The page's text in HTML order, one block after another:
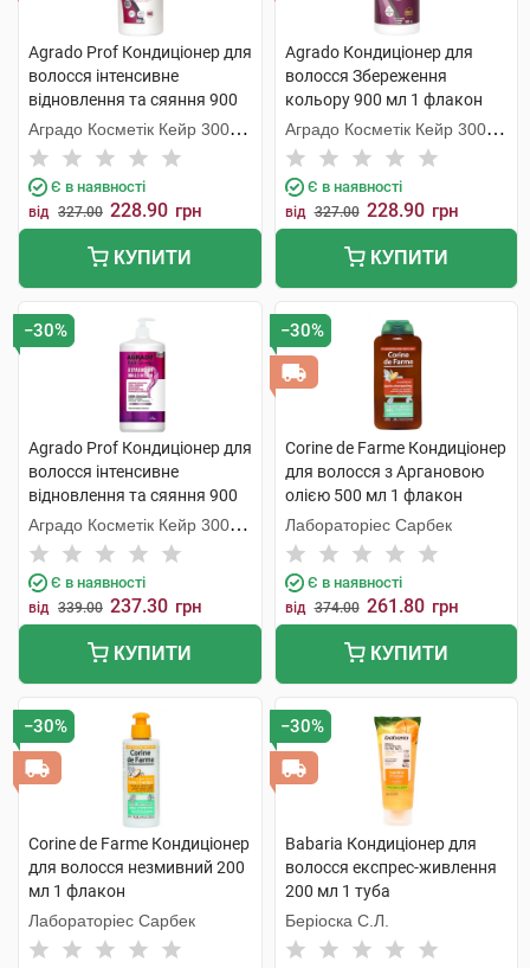
Agrado Prof Кондиціонер для
волосся інтенсивне
відновлення та сяяння 900
мл 1 флакон
Аградо Косметік Кейр 3000
С.Л.У.
Є в наявності
від 327.00 228.90 грн
КУПИТИ
Agrado Кондиціонер для
волосся Збереження
кольору 900 мл 1 флакон
Аградо Косметік Кейр 3000
С.Л.У.
Є в наявності
від 327.00 228.90 грн
КУПИТИ
−30%
Agrado Prof Кондиціонер для
волосся інтенсивне
відновлення та сяяння 900
мл 1 флакон
Аградо Косметік Кейр 3000
С.Л.У.
Є в наявності
від 339.00 237.30 грн
КУПИТИ
−30%
Corine de Farme Кондиціонер
для волосся з Аргановою
олією 500 мл 1 флакон
Лабораторіес Сарбек
Є в наявності
від 374.00 261.80 грн
КУПИТИ
−30%
Corine de Farme Кондиціонер
для волосся незмивний 200
мл 1 флакон
Лабораторіес Сарбек
−30%
Babaria Кондиціонер для
волосся експрес-живлення
200 мл 1 туба
Беріоска С.Л.